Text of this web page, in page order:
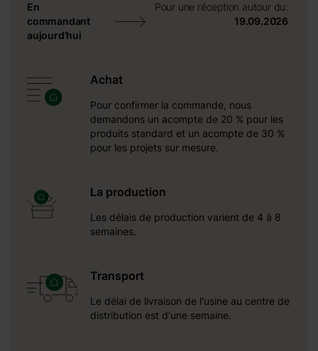
En
commandant
aujourd'hui
Pour une réception autour du:
19.09.2026
Achat
Pour confirmer la commande, nous
demandons un acompte de 20 % pour les
produits standard et un acompte de 30 %
pour les projets sur mesure.
La production
Les délais de production varient de 4 à 8
semaines.
Transport
Le délai de livraison de l'usine au centre de
distribution est d'une semaine.